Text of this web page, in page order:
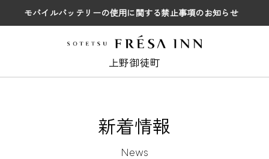
モバイルバッテリーの使用に関する禁止事項のお知らせ
上野御徒町
新着情報
News